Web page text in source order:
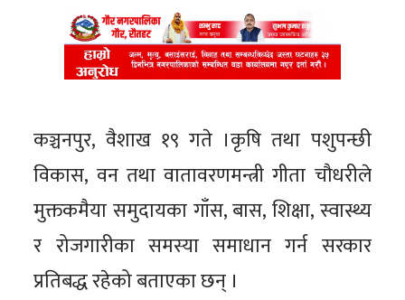
कञ्चनपुर, वैशाख १९ गते ।कृषि तथा पशुपन्छी
विकास, वन तथा वातावरणमन्त्री गीता चौधरीले
मुक्तकमैया समुदायका गाँस, बास, शिक्षा, स्वास्थ्य
र रोजगारीका समस्या समाधान गर्न सरकार
प्रतिबद्ध रहेको बताएका छन् ।